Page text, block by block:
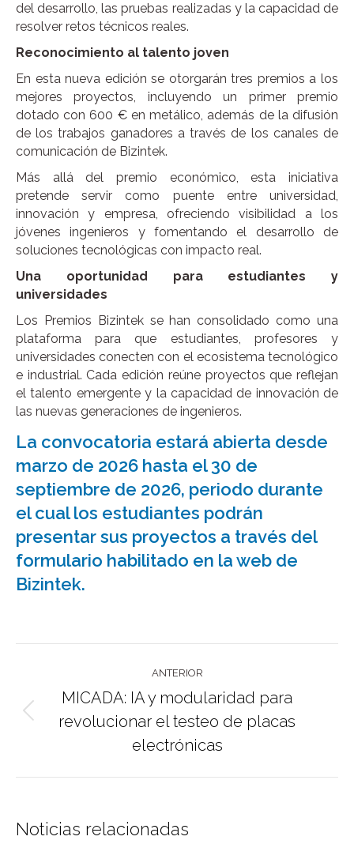
del desarrollo, las pruebas realizadas y la capacidad de
resolver retos técnicos reales.
Reconocimiento al talento joven
En esta nueva edición se otorgarán tres premios a los
mejores proyectos, incluyendo un primer premio
dotado con 600 € en metálico, además de la difusión
de los trabajos ganadores a través de los canales de
comunicación de Bizintek.
Más allá del premio económico, esta iniciativa
pretende servir como puente entre universidad,
innovación y empresa, ofreciendo visibilidad a los
jóvenes ingenieros y fomentando el desarrollo de
soluciones tecnológicas con impacto real.
Una oportunidad para estudiantes y
universidades
Los Premios Bizintek se han consolidado como una
plataforma para que estudiantes, profesores y
universidades conecten con el ecosistema tecnológico
e industrial. Cada edición reúne proyectos que reflejan
el talento emergente y la capacidad de innovación de
las nuevas generaciones de ingenieros.
La convocatoria estará abierta desde
marzo de 2026 hasta el 30 de
septiembre de 2026, periodo durante
el cual los estudiantes podrán
presentar sus proyectos a través del
formulario habilitado en la web de
Bizintek.
publicaciones
ANTERIOR
Publicación
anterior:
MICADA: IA y modularidad para
revolucionar el testeo de placas
electrónicas
Noticias relacionadas